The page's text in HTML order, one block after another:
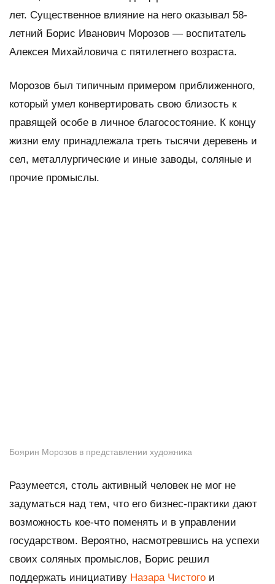
лет. Существенное влияние на него оказывал 58-
летний Борис Иванович Морозов — воспитатель
Алексея Михайловича с пятилетнего возраста.
Морозов был типичным примером приближенного,
который умел конвертировать свою близость к
правящей особе в личное благосостояние. К концу
жизни ему принадлежала треть тысячи деревень и
сел, металлургические и иные заводы, соляные и
прочие промыслы.
Боярин Морозов в представлении художника
Разумеется, столь активный человек не мог не
задуматься над тем, что его бизнес-практики дают
возможность кое-что поменять и в управлении
государством. Вероятно, насмотревшись на успехи
своих соляных промыслов, Борис решил
поддержать инициативу Назара Чистого и